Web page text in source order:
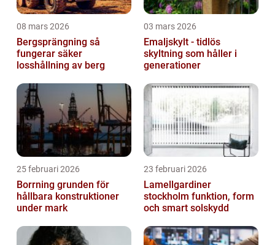
08 mars 2026
Bergsprängning så
fungerar säker
losshållning av berg
03 mars 2026
Emaljskylt - tidlös
skyltning som håller i
generationer
25 februari 2026
Borrning grunden för
hållbara konstruktioner
under mark
23 februari 2026
Lamellgardiner
stockholm funktion, form
och smart solskydd